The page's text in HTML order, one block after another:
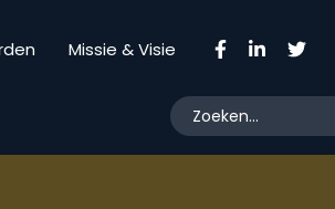
Missie & Visie